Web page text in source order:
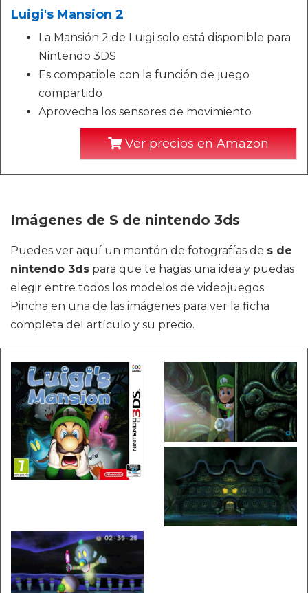
Luigi's Mansion 2
La Mansión 2 de Luigi solo está disponible para
Nintendo 3DS
Es compatible con la función de juego
compartido
Aprovecha los sensores de movimiento
Ver precios en Amazon
Imágenes de S de nintendo 3ds
Puedes ver aquí un montón de fotografías de s de
nintendo 3ds para que te hagas una idea y puedas
elegir entre todos los modelos de videojuegos.
Pincha en una de las imágenes para ver la ficha
completa del artículo y su precio.